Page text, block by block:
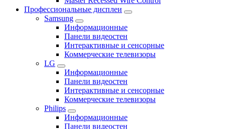
Профессиональные дисплеи
Samsung
Информационные
Панели видеостен
Интерактивные и сенсорные
Коммерческие телевизоры
LG
Информационные
Панели видеостен
Интерактивные и сенсорные
Коммерческие телевизоры
Philips
Информационные
Панели видеостен